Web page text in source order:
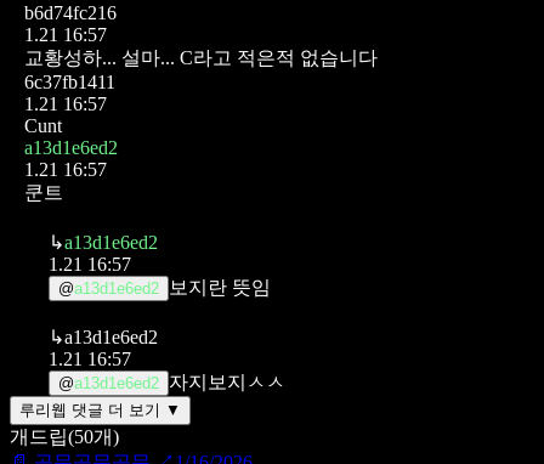
b6d74fc216
1.21 16:57
교황성하... 설마... C라고 적은적 없습니다
6c37fb1411
1.21 16:57
Cunt
a13d1e6ed2
1.21 16:57
쿤트
↳a13d1e6ed2
1.21 16:57
@a13d1e6ed2 보지란 뜻임
↳a13d1e6ed2
1.21 16:57
@a13d1e6ed2 자지보지ㅅㅅ
루리웹 댓글 더 보기 ▼
개드립(50개)